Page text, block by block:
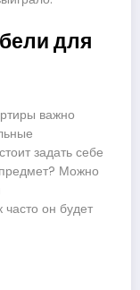
для
важно
задать себе
Можно
он будет